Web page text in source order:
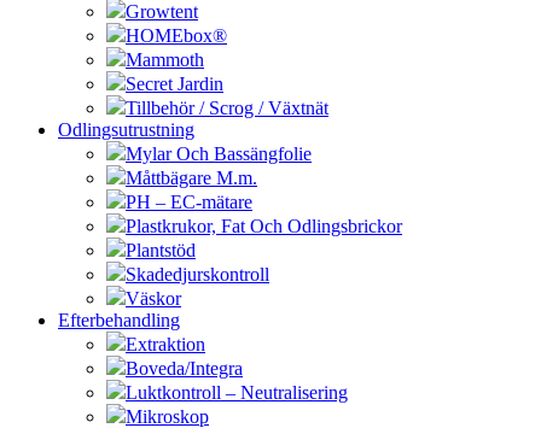
Growtent
HOMEbox®
Mammoth
Secret Jardin
Tillbehör / Scrog / Växtnät
Odlingsutrustning
Mylar Och Bassängfolie
Måttbägare M.m.
PH – EC-mätare
Plastkrukor, Fat Och Odlingsbrickor
Plantstöd
Skadedjurskontroll
Väskor
Efterbehandling
Extraktion
Boveda/Integra
Luktkontroll – Neutralisering
Mikroskop